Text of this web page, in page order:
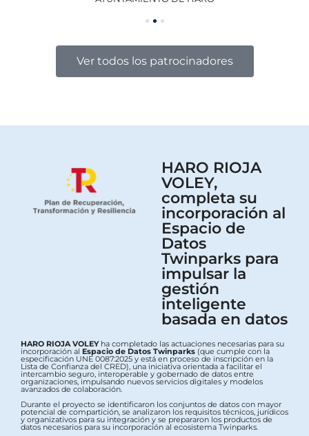
Ver todos los patrocinadores
HARO RIOJA
VOLEY,
completa su
incorporación al
Espacio de
Datos
Twinparks para
impulsar la
gestión
inteligente
basada en datos
HARO RIOJA VOLEYha completado las actuaciones necesarias para su
incorporación al Espacio de Datos Twinparks (que cumple con la
especificación UNE 0087:2025 y está en proceso de inscripción en la
Lista de Confianza del CRED), una iniciativa orientada a facilitar el
intercambio seguro, interoperable y gobernado de datos entre
organizaciones, impulsando nuevos servicios digitales y modelos
avanzados de colaboración.
Durante el proyecto se identificaron los conjuntos de datos con mayor
potencial de compartición, se analizaron los requisitos técnicos, jurídicos
y organizativos para su integración y se prepararon los productos de
datos necesarios para su incorporación al ecosistema Twinparks.